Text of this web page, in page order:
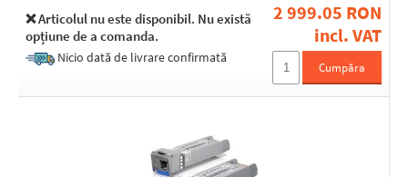
❌ Articolul nu este disponibil. Nu există
opțiune de a comanda.
Nicio dată de livrare confirmată
2 999.05 RON
incl. VAT
Cumpăra